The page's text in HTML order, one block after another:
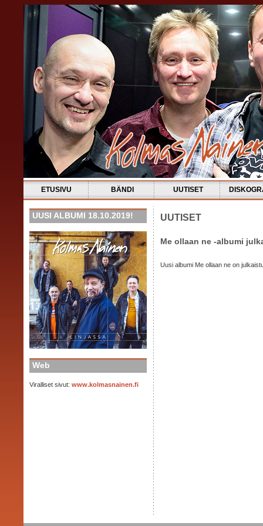
ETUSIVU BÄNDI UUTISET
UUSI ALBUMI 18.10.2019!
Web
Viralliset sivut: www.kolmasnainen.fi
UUTISET
Me ollaan ne -albumi
Uusi albumi Me ollaan ne on